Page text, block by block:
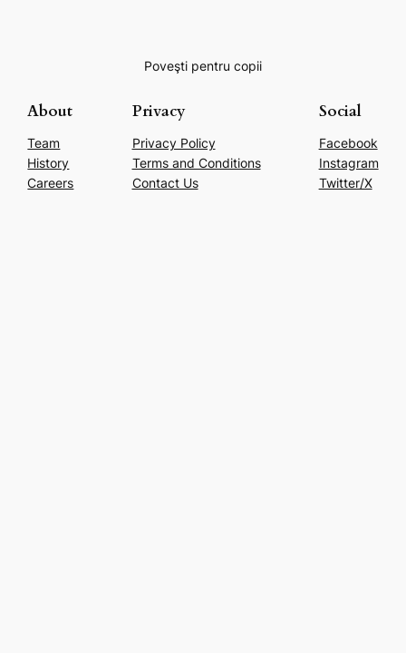
Poveşti pentru copii
About
Team
History
Careers
Privacy
Privacy Policy
Terms and Conditions
Contact Us
Social
Facebook
Instagram
Twitter/X